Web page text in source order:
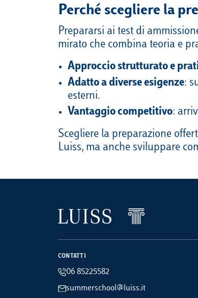
Perché scegliere la
Prepararsi ai test di
mirato che combina teoria e
Approccio strutturato e
Adatto a diverse esigenze:
esterni.
Vantaggio competitivo:
Scegliere la preparazione
Luiss, ma anche sviluppare
CONTATTI
06 85225582
summerschool@luiss.it